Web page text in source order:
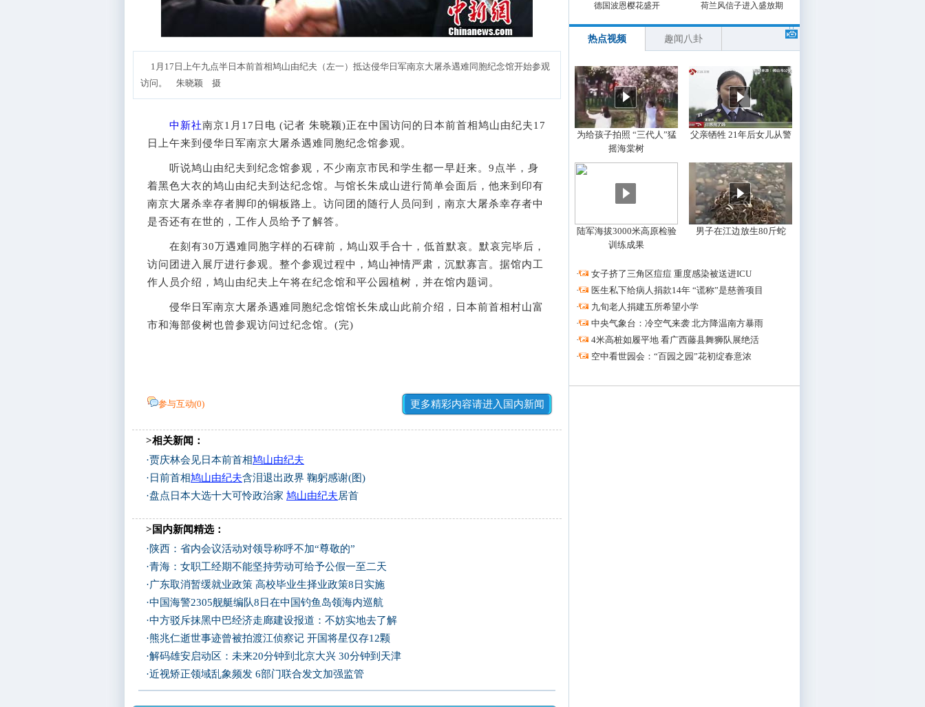
1月17日上午九点半日本前首相鸠山由纪夫（左一）抵达侵华日军南京大屠杀遇难同胞纪念馆开始参观
访问。 朱晓颖 摄
中新社南京1月17日电 (记者 朱晓颖)正在中国访问的日本前首相鸠山由纪夫17
日上午来到侵华日军南京大屠杀遇难同胞纪念馆参观。
听说鸠山由纪夫到纪念馆参观，不少南京市民和学生都一早赶来。9点半，身
着黑色大衣的鸠山由纪夫到达纪念馆。与馆长朱成山进行简单会面后，他来到印有
南京大屠杀幸存者脚印的铜板路上。访问团的随行人员问到，南京大屠杀幸存者中
是否还有在世的，工作人员给予了解答。
在刻有30万遇难同胞字样的石碑前，鸠山双手合十，低首默哀。默哀完毕后，
访问团进入展厅进行参观。整个参观过程中，鸠山神情严肃，沉默寡言。据馆内工
作人员介绍，鸠山由纪夫上午将在纪念馆和平公园植树，并在馆内题词。
侵华日军南京大屠杀遇难同胞纪念馆馆长朱成山此前介绍，日本前首相村山富
市和海部俊树也曾参观访问过纪念馆。(完)
参与互动(0) 更多精彩内容请进入国内新闻
>相关新闻：
·贾庆林会见日本前首相鸠山由纪夫
· 日前首相鸠山由纪夫含泪退出政界 鞠躬感谢(图)
·盘点日本大选十大可怜政治家 鸠山由纪夫居首
>国内新闻精选：
·陕西：省内会议活动对领导称呼不加“尊敬的”
·青海：女职工经期不能坚持劳动可给予公假一至二天
·广东取消暂缓就业政策 高校毕业生择业政策8日实施
·中国海警2305舰艇编队8日在中国钓鱼岛领海内巡航
·中方驳斥抹黑中巴经济走廊建设报道：不妨实地去了解
·熊兆仁逝世事迹曾被拍渡江侦察记 开国将星仅存12颗
·解码雄安启动区：未来20分钟到北京大兴 30分钟到天津
·近视矫正领域乱象频发 6部门联合发文加强监管
德国波恩樱花盛开 荷兰风信子进入盛放期
热点视频 趣闻八卦
为给孩子拍照 “三代人”猛
摇海棠树
父亲牺牲 21年后女儿从警
陆军海拔3000米高原检验
训练成果
男子在江边放生80斤蛇
·
女子挤了三角区痘痘 重度感染被送进ICU
·
医生私下给病人捐款14年 “谎称”是慈善项目
·
九旬老人捐建五所希望小学
·
中央气象台：冷空气来袭 北方降温南方暴雨
·
4米高桩如履平地 看广西藤县舞狮队展绝活
·
空中看世园会：“百园之园”花初绽春意浓